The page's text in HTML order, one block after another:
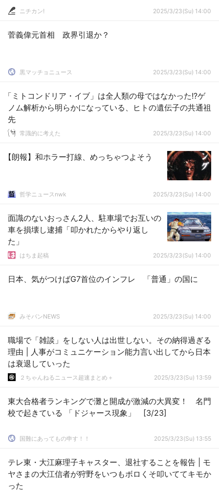
ニチカン! 2025/3/23(Su) 14:00
菅義偉元首相 政界引退か？
黒マッチョニュース 2025/3/23(Su) 14:00
「ミトコンドリア・イブ」は全人類の母ではなかった!?ゲ
ノム解析から明らかになっている、ヒトの遺伝子の共通祖
先
常識的に考えた 2025/3/23(Su) 14:00
【朗報】和ホラー打線、めっちゃつよそう
哲学ニュースnwk 2025/3/23(Su) 14:00
面識のないおっさん2人、駐車場でお互いの
車を損壊し逮捕「叩かれたからやり返し
た」
はちま起稿 2025/3/23(Su) 14:00
日本、気がつけばG7首位のインフレ 「普通」の国に
みそパンNEWS 2025/3/23(Su) 14:00
職場で「雑談」をしない人は出世しない。その納得過ぎる
理由 | 人事がコミュニケーション能力言い出してから日本
は衰退していった
２ちゃんねるニュース超速まとめ＋ 2025/3/23(Su) 13:59
東大合格者ランキングで灘と開成が激減の大異変！ 名門
校で起きている 「ドジャース現象」 [3/23]
国難にあってもの申す！！ 2025/3/23(Su) 13:55
テレ東・大江麻理子キャスター、退社することを報告 | モ
ヤさまの大江信者が狩野をいつもボロくそ叩いててキモか
った